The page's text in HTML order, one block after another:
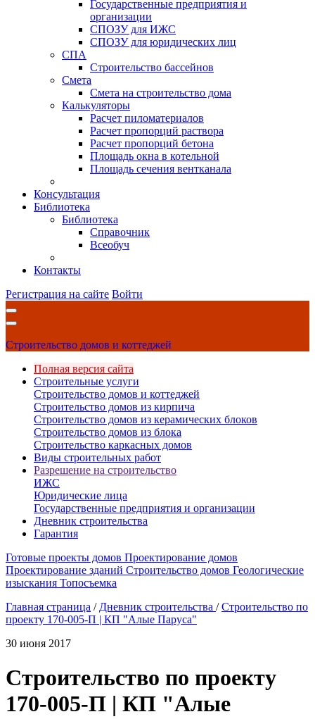
Государственные предприятия и
организации
СПОЗУ для ИЖС
СПОЗУ для юридических лиц
СПА
Строительство бассейнов
Смета
Смета на строительство дома
Калькуляторы
Расчет пиломатериалов
Расчет пропорций раствора
Расчет пропорций бетона
Площадь окна в котельной
Площадь сечения вентканала
Консультация
Библиотека
Библиотека
Справочник
Всеобуч
Контакты
Регистрация на сайте Войти
Строительство домов и коттеджей
Полная версия сайта
Строительные услуги
Строительство домов и коттеджей
Строительство домов из кирпича
Строительство домов из керамических блоков
Строительство домов из блока
Строительство каркасных домов
Виды строительных работ
Разрешение на строительство
ИЖС
Юридические лица
Государственные предприятия и организации
Дневник строительства
Гарантия
Готовые проекты домов Проектирование домов
Проектирование зданий Строительство домов Геологические
изыскания Топосъемка
Главная страница / Дневник строительства / Строительство по
проекту 170-005-П | КП "Алые Паруса"
30 июня 2017
Строительство по проекту
170-005-П | КП "Алые